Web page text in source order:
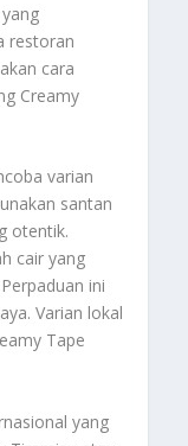
restoran
cara
Creamy
varian
santan
otentik.
cair yang
ini
Varian lokal
Tape
yang